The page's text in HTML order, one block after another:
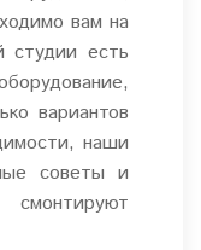
вам на
студии есть
вариантов
наши
советы и